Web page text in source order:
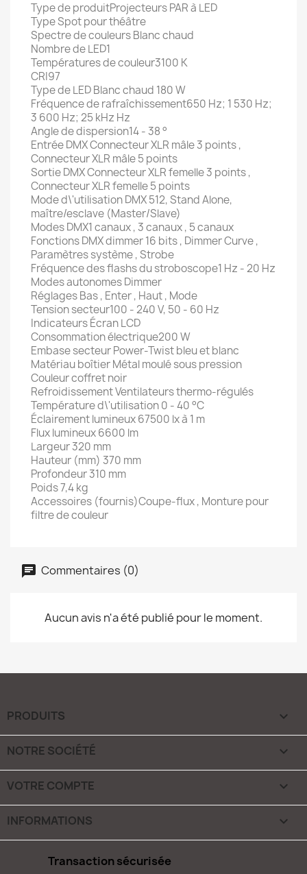
Type de produitProjecteurs PAR à LED
Type Spot pour théâtre
Spectre de couleurs Blanc chaud
Nombre de LED1
Températures de couleur3100 K
CRI97
Type de LED Blanc chaud 180 W
Fréquence de rafraîchissement650 Hz; 1 530 Hz;
3 600 Hz; 25 kHz Hz
Angle de dispersion14 - 38 °
Entrée DMX Connecteur XLR mâle 3 points ,
Connecteur XLR mâle 5 points
Sortie DMX Connecteur XLR femelle 3 points ,
Connecteur XLR femelle 5 points
Mode d\'utilisation DMX 512, Stand Alone,
maître/esclave (Master/Slave)
Modes DMX1 canaux , 3 canaux , 5 canaux
Fonctions DMX dimmer 16 bits , Dimmer Curve ,
Paramètres système , Strobe
Fréquence des flashs du stroboscope1 Hz - 20 Hz
Modes autonomes Dimmer
Réglages Bas , Enter , Haut , Mode
Tension secteur100 - 240 V, 50 - 60 Hz
Indicateurs Écran LCD
Consommation électrique200 W
Embase secteur Power-Twist bleu et blanc
Matériau boîtier Métal moulé sous pression
Couleur coffret noir
Refroidissement Ventilateurs thermo-régulés
Température d\'utilisation 0 - 40 °C
Éclairement lumineux 67500 lx à 1 m
Flux lumineux 6600 lm
Largeur 320 mm
Hauteur (mm) 370 mm
Profondeur 310 mm
Poids 7,4 kg
Accessoires (fournis)Coupe-flux , Monture pour
filtre de couleur
Commentaires (0)
Aucun avis n'a été publié pour le moment.
PRODUITS 
NOTRE SOCIÉTÉ 
VOTRE COMPTE 
INFORMATIONS keyboard_arrow_down
Transaction sécurisée